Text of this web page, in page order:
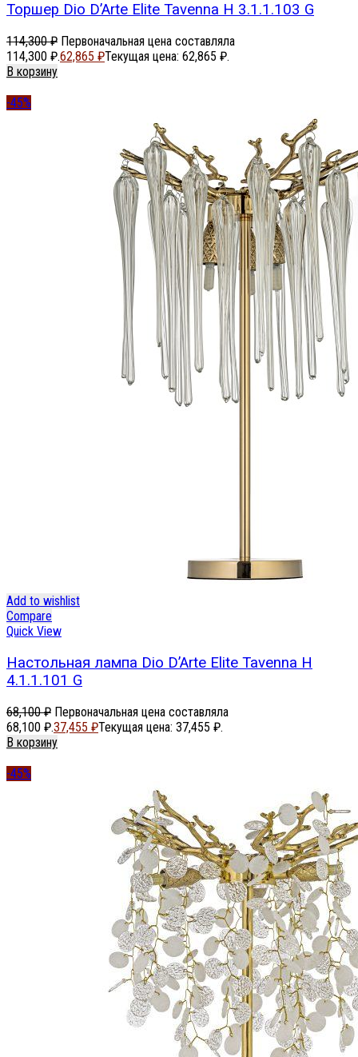
Торшер Dio D’Arte Elite Tavenna H 3.1.1.103 G
114,300₽ Первоначальная цена составляла
114,300 ₽.62,865 ₽Текущая цена: 62,865 ₽.
В корзину
-45%
Add to wishlist
Compare
Quick View
Настольная лампа Dio D’Arte Elite Tavenna H
4.1.1.101 G
68,100₽ Первоначальная цена составляла
68,100 ₽.37,455 ₽Текущая цена: 37,455 ₽.
В корзину
-45%